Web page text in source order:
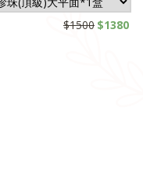
$1500 $1380